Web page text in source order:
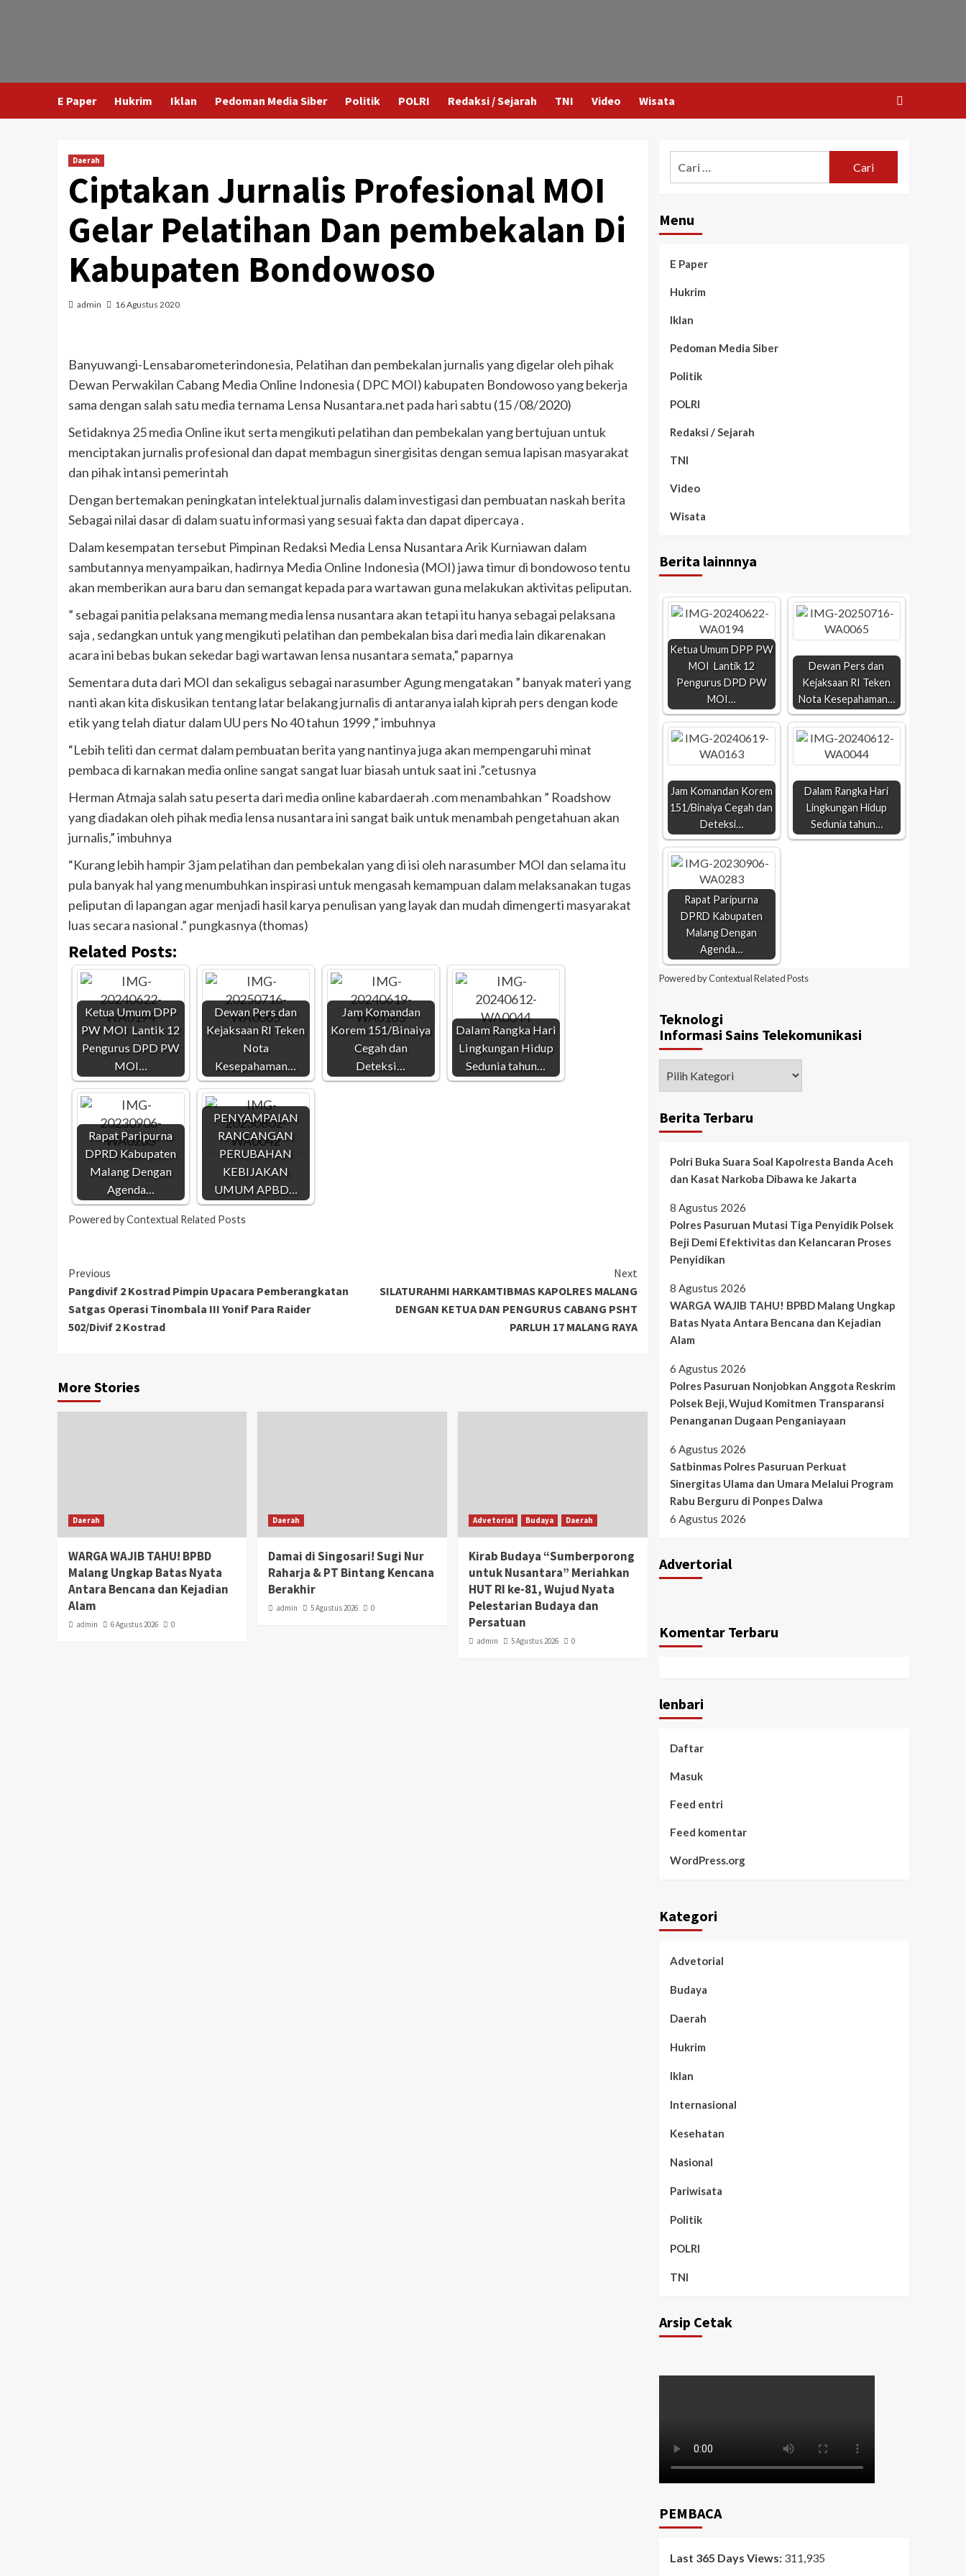
E Paper Hukrim Iklan Pedoman Media Siber Politik POLRI Redaksi / Sejarah TNI Video Wisata
Daerah
Ciptakan Jurnalis Profesional MOI
Gelar Pelatihan Dan pembekalan Di
Kabupaten Bondowoso
admin 16 Agustus 2020
Banyuwangi-Lensabarometerindonesia, Pelatihan dan pembekalan jurnalis yang digelar oleh pihak
Dewan Perwakilan Cabang Media Online Indonesia ( DPC MOI) kabupaten Bondowoso yang bekerja
sama dengan salah satu media ternama Lensa Nusantara.net pada hari sabtu (15 /08/2020)
Setidaknya 25 media Online ikut serta mengikuti pelatihan dan pembekalan yang bertujuan untuk
menciptakan jurnalis profesional dan dapat membagun sinergisitas dengan semua lapisan masyarakat
dan pihak intansi pemerintah
Dengan bertemakan peningkatan intelektual jurnalis dalam investigasi dan pembuatan naskah berita
Sebagai nilai dasar di dalam suatu informasi yang sesuai fakta dan dapat dipercaya .
Dalam kesempatan tersebut Pimpinan Redaksi Media Lensa Nusantara Arik Kurniawan dalam
sambutannya menyampaikan, hadirnya Media Online Indonesia (MOI) jawa timur di bondowoso tentu
akan memberikan aura baru dan semangat kepada para wartawan guna melakukan aktivitas peliputan.
” sebagai panitia pelaksana memang media lensa nusantara akan tetapi itu hanya sebagai pelaksana
saja , sedangkan untuk yang mengikuti pelatihan dan pembekalan bisa dari media lain dikarenakan
acara ini bebas bukan sekedar bagi wartawan lensa nusantara semata,” paparnya
Sementara duta dari MOI dan sekaligus sebagai narasumber Agung mengatakan ” banyak materi yang
nanti akan kita diskusikan tentang latar belakang jurnalis di antaranya ialah kiprah pers dengan kode
etik yang telah diatur dalam UU pers No 40 tahun 1999 ,” imbuhnya
“Lebih teliti dan cermat dalam pembuatan berita yang nantinya juga akan mempengaruhi minat
pembaca di karnakan media online sangat sangat luar biasah untuk saat ini .”cetusnya
Herman Atmaja salah satu peserta dari media online kabardaerah .com menambahkan ” Roadshow
yang diadakan oleh pihak media lensa nusantara ini sangat baik untuk menambah pengetahuan akan
jurnalis,” imbuhnya
“Kurang lebih hampir 3 jam pelatihan dan pembekalan yang di isi oleh narasumber MOI dan selama itu
pula banyak hal yang menumbuhkan inspirasi untuk mengasah kemampuan dalam melaksanakan tugas
peliputan di lapangan agar menjadi hasil karya penulisan yang layak dan mudah dimengerti masyarakat
luas secara nasional .” pungkasnya (thomas)
Related Posts:
Ketua Umum DPP
PW MOI Lantik 12
Pengurus DPD PW
MOI…
Dewan Pers dan
Kejaksaan RI Teken
Nota
Kesepahaman…
Jam Komandan
Korem 151/Binaiya
Cegah dan
Deteksi…
Dalam Rangka Hari
Lingkungan Hidup
Sedunia tahun…
Rapat Paripurna
DPRD Kabupaten
Malang Dengan
Agenda…
PENYAMPAIAN
RANCANGAN
PERUBAHAN
KEBIJAKAN
UMUM APBD…
Powered byContextual Related Posts
Previous
Pangdivif 2 Kostrad Pimpin Upacara Pemberangkatan
Satgas Operasi Tinombala III Yonif Para Raider
502/Divif 2 Kostrad
Next
SILATURAHMI HARKAMTIBMAS KAPOLRES MALANG
DENGAN KETUA DAN PENGURUS CABANG PSHT
PARLUH 17 MALANG RAYA
More Stories
Daerah
WARGA WAJIB TAHU! BPBD
Malang Ungkap Batas Nyata
Antara Bencana dan Kejadian
Alam
admin 6 Agustus 2026 0
Daerah
Damai di Singosari! Sugi Nur
Raharja & PT Bintang Kencana
Berakhir
admin 5 Agustus 2026 0
Advetorial Budaya Daerah
Kirab Budaya “Sumberporong
untuk Nusantara” Meriahkan
HUT RI ke-81, Wujud Nyata
Pelestarian Budaya dan
Persatuan
admin 5 Agustus 2026 0
Menu
E Paper
Hukrim
Iklan
Pedoman Media Siber
Politik
POLRI
Redaksi / Sejarah
TNI
Video
Wisata
Berita lainnnya
Ketua Umum DPP PW
MOI Lantik 12
Pengurus DPD PW
MOI…
Dewan Pers dan
Kejaksaan RI Teken
Nota Kesepahaman…
Jam Komandan Korem
151/Binaiya Cegah dan
Deteksi…
Dalam Rangka Hari
Lingkungan Hidup
Sedunia tahun…
Rapat Paripurna
DPRD Kabupaten
Malang Dengan
Agenda…
Powered byContextual Related Posts
Teknologi
Informasi Sains Telekomunikasi
Berita Terbaru
Polri Buka Suara Soal Kapolresta Banda Aceh
dan Kasat Narkoba Dibawa ke Jakarta
8 Agustus 2026
Polres Pasuruan Mutasi Tiga Penyidik Polsek
Beji Demi Efektivitas dan Kelancaran Proses
Penyidikan
8 Agustus 2026
WARGA WAJIB TAHU! BPBD Malang Ungkap
Batas Nyata Antara Bencana dan Kejadian
Alam
6 Agustus 2026
Polres Pasuruan Nonjobkan Anggota Reskrim
Polsek Beji, Wujud Komitmen Transparansi
Penanganan Dugaan Penganiayaan
6 Agustus 2026
Satbinmas Polres Pasuruan Perkuat
Sinergitas Ulama dan Umara Melalui Program
Rabu Berguru di Ponpes Dalwa
6 Agustus 2026
Advertorial
Komentar Terbaru
lenbari
Daftar
Masuk
Feed entri
Feed komentar
WordPress.org
Kategori
Advetorial
Budaya
Daerah
Hukrim
Iklan
Internasional
Kesehatan
Nasional
Pariwisata
Politik
POLRI
TNI
Arsip Cetak
PEMBACA
Last 365 Days Views: 311,935